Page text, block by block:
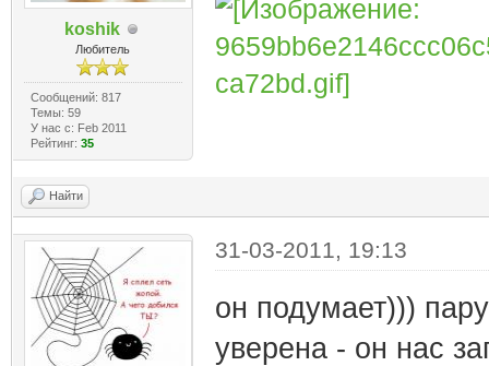
koshik
Любитель
Сообщений: 817
Темы: 59
У нас с: Feb 2011
Рейтинг: 35
Найти
31-03-2011, 19:13
он подумает)))
уверена - он нас